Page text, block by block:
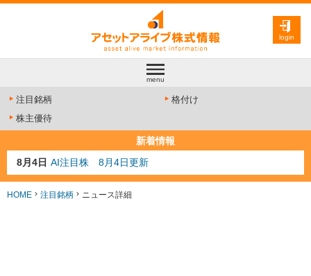
login
menu
注目銘柄
格付け
株主優待
新着情報
8月4日 AI注目株 8月4日更新
8月3日 人気業種注目株 8月3日更新
8月2日 金融注目株 8月2日更新
HOME 注目銘柄 ニュース詳細